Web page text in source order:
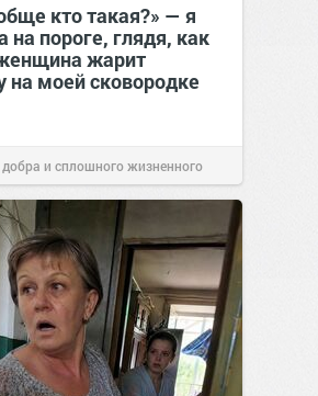
кто такая?» — я
на пороге, глядя, как
жарит
на моей сковородке
и сплошного жизненного
Вчера